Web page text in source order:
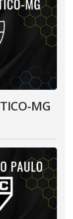
MG